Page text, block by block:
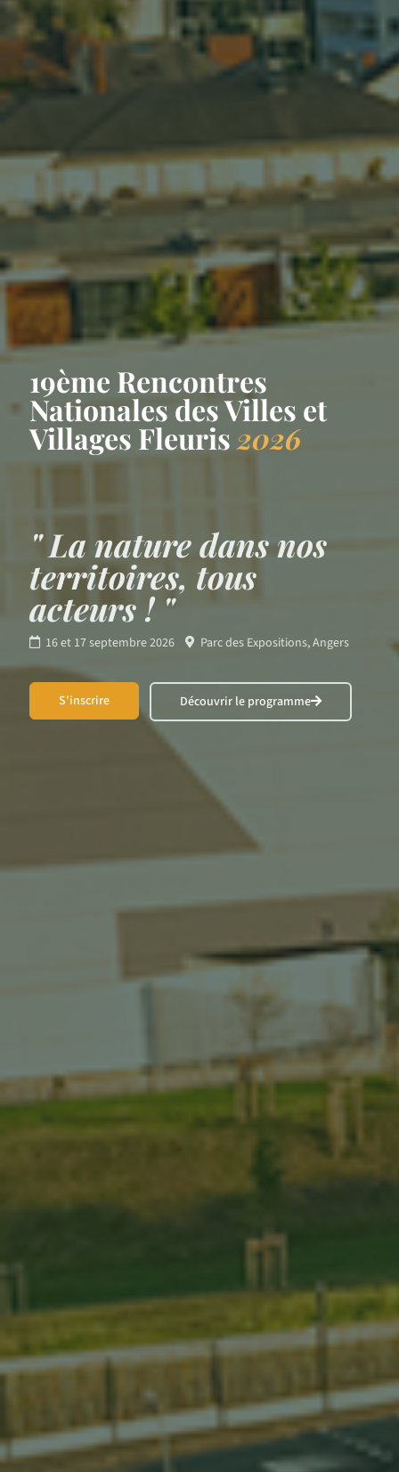
19ème Rencontres
Nationales des Villes et
Villages Fleuris2026
" La nature dans nos
territoires, tous
acteurs ! "
16 et 17 septembre 2026 Parc des Expositions, Angers
S'inscrire Découvrir le programme